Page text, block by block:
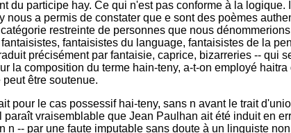
du participe hay. Ce qui n'est pas conforme à la
nous a permis de constater que e sont des poèmes
restreinte de personnes que nous
fantaisistes du language, fantaisistes de la
précisément par fantaisie, caprice, bizarreries -- qui
la composition du terme hain-teny, a-t-on employé
être soutenue.
pour le cas possessif hai-teny, sans n avant le trait
Il paraît vraisemblable que Jean Paulhan ait été induit en
n -- par une faute imputable sans doute à un linguiste